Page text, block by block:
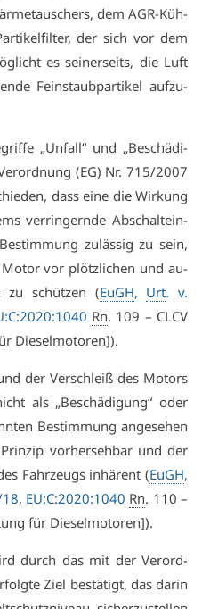
dem AGR-Küh­
der sich vor dem
es sei­ner­seits, die Luft
Fein­staub­par­ti­kel auf­zu­
„Un­fall“ und „Be­schä­di­
(EG) Nr. 715/2007
dass ei­ne die Wir­kung
ver­rin­gern­de Ab­schalt­ein­
zu­läs­sig zu sein,
vor plötz­li­chen und au­
zu schüt­zen (EuGH, Urt. v.
Rn. 109 – CLCV
Die­sel­mo­to­ren]).
der Ver­schleiß des Mo­tors
als „Be­schä­di­gung“ oder
Be­stim­mung an­ge­se­hen
vor­her­seh­bar und der
Fahr­zeugs in­hä­rent (EuGH,
, EU:C:2020:1040 Rn. 110 –
für Die­sel­mo­to­ren]).
durch das mit der Ver­ord­
Ziel be­stä­tigt, das dar­in